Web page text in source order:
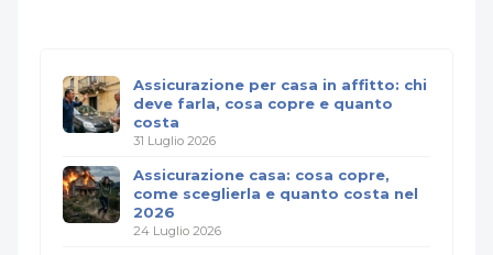
Assicurazione per casa in affitto: chi
deve farla, cosa copre e quanto
costa
31 Luglio 2026
Assicurazione casa: cosa copre,
come sceglierla e quanto costa nel
2026
24 Luglio 2026